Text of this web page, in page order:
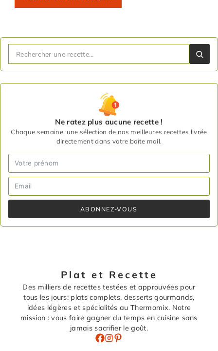
Ne ratez plus aucune recette !
Chaque semaine, une sélection de nos meilleures recettes livrée
directement dans votre boîte mail.
ABONNEZ-VOUS
Plat et Recette
Des milliers de recettes testées et approuvées pour
tous les jours: plats complets, desserts gourmands,
idées légères et spécialités au Thermomix. Notre
mission : vous faire gagner du temps en cuisine sans
jamais sacrifier le goût.